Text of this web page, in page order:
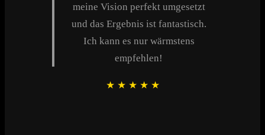
meine Vision perfekt umgesetzt
und das Ergebnis ist fantastisch.
Ich kann es nur wärmstens
empfehlen!
★ ★ ★ ★ ★